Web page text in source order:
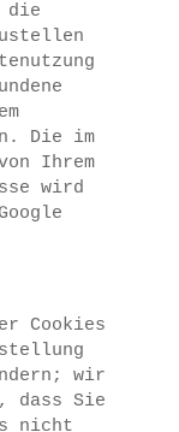
die
Die im
Ihrem
wird
Cookies
wir
dass Sie
nicht